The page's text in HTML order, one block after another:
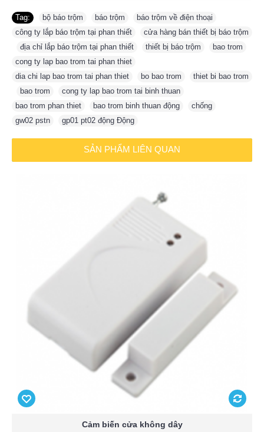
Tag: bộ báo trộm báo trộm báo trộm về điện thoại
công ty lắp báo trộm tại phan thiết
cửa hàng bán thiết bị báo trộm
địa chỉ lắp báo trộm tại phan thiết thiết bị báo trộm bao trom
cong ty lap bao trom tai phan thiet
dia chi lap bao trom tai phan thiet
bo bao trom
thiet bi bao trom
bao trom cong ty lap bao trom tai binh thuan
bao trom phan thiet
bao trom binh thuan động chống
gw02 pstn
gp01 pt02 động Động
SẢN PHẨM LIÊN QUAN
Cảm biến cửa không dây